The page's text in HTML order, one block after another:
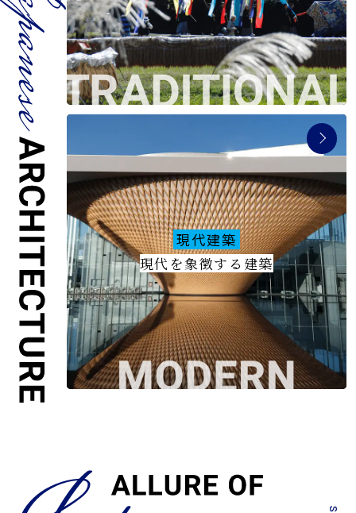
ANA サービス
閉じる
現代建築
現代を象徴する建築